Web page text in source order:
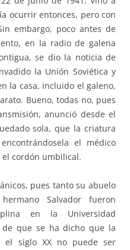
ocurrir entonces, pero con
embargo, poco antes de
en la radio de galena
se dio la noticia de
la Unión Soviética y
la casa, incluido el galeno,
Bueno, todas no, pues
anunció desde el
sola, que la criatura
el médico
cordón umbilical.
pues tanto su abuelo
Salvador fueron
en la Universidad
de que se ha dicho que la
el siglo XX no puede ser